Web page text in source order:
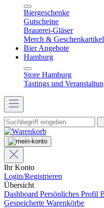
Biergeschenke
Gutscheine
Brauerei-Gläser
Merch & Geschenkartikel
Bier Angebote
Hamburg
Store Hamburg
Tastings und
Ihr Konto
Login/Registrieren
Übersicht
Dashboard Persönliches Profil
Gespeicherte Warenkörbe